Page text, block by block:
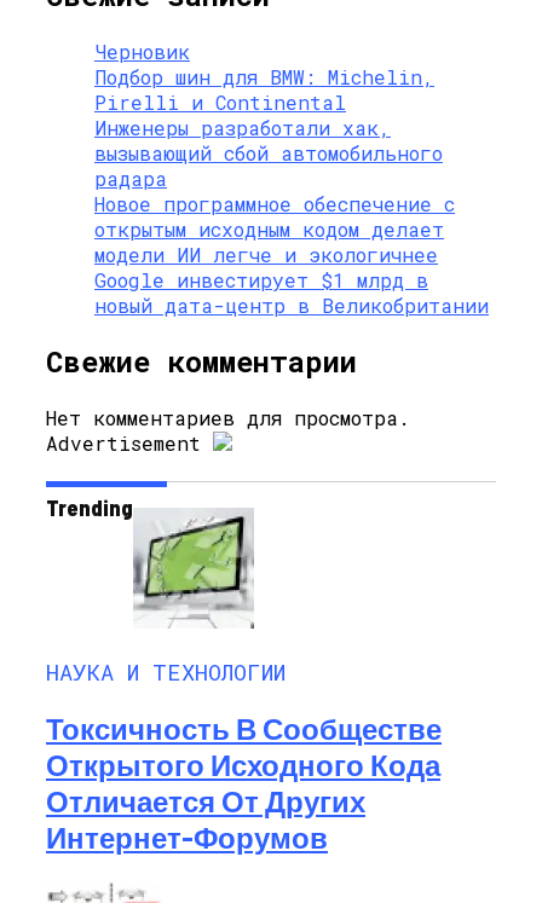
Черновик
Подбор шин для BMW: Michelin,
Pirelli и Continental
Инженеры разработали хак,
вызывающий сбой автомобильного
радара
Новое программное обеспечение с
открытым исходным кодом делает
модели ИИ легче и экологичнее
Google инвестирует $1 млрд в
новый дата-центр в Великобритании
Свежие комментарии
Нет комментариев для просмотра.
Advertisement
Trending
НАУКА И ТЕХНОЛОГИИ
Токсичность В Сообществе
Открытого Исходного Кода
Отличается От Других
Интернет-Форумов